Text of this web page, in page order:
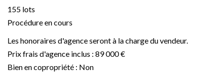
155 lots
Procédure en cours
Les honoraires d'agence seront à la charge du vendeur.
Prix frais d'agence inclus : 89 000 €
Bien en copropriété : Non